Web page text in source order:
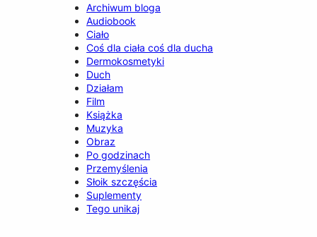
Archiwum bloga
Audiobook
Ciało
Coś dla ciała coś dla ducha
Dermokosmetyki
Duch
Działam
Film
Książka
Muzyka
Obraz
Po godzinach
Przemyślenia
Słoik szczęścia
Suplementy
Tego unikaj